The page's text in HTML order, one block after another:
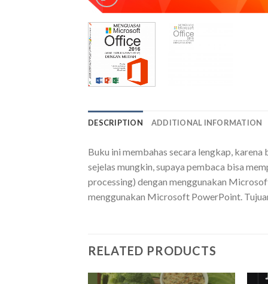
DESCRIPTION ADDITIONAL INFORMATION
Buku ini membahas secara lengkap,
sejelas mungkin, supaya pembaca bisa
processing) dengan menggunakan
menggunakan Microsoft PowerPoint.
RELATED PRODUCTS